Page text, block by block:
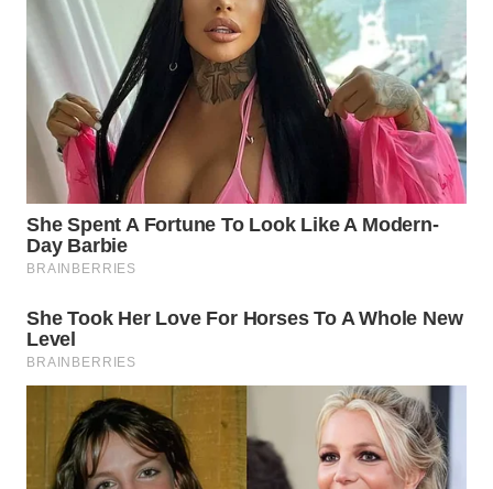
TINGGI
PAKPAK
WN
KARAWANG
WN
BEKASI
WN
BOGOR
DEPOK
WN